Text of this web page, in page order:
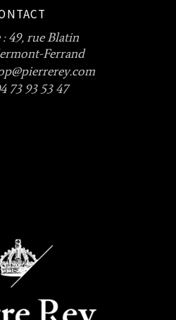
:49, rue Blatin
Ferrand
73 93 53 47